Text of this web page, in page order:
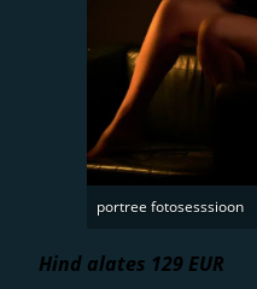
portree fotosesssioon
Hind alates 129 EUR